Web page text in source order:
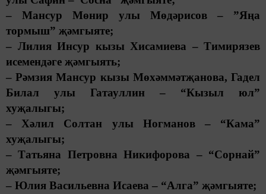
– Мансур Мөнир улы Мөдәрисов – ”Яңа
тормыш” җәмгыяте;
– Лилия Инсур кызы Хисамиева – Тимирязев
исемендәге җәмгыять;
– Рәмзия Мансур кызы Мөхәммәтҗанова, Гадел
Билал улы Гатауллин – “Кызыл юл”
хуҗалыгы;
– Хәлил Солтан улы Ногманов – “Кама”
хуҗалыгы;
– Татьяна Петровна Никифорова – “Сорнай”
җәмгыяте;
– Юлия Васильевна Исаева – “Алга” җәмгыяте;